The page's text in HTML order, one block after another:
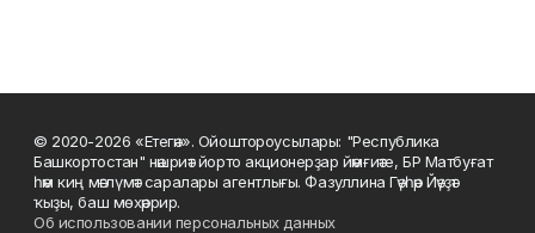
© 2020-2026 «Етегән». Ойоштороусылары: "Республика
Башкортостан" нәшриәт йорто акционерҙар йәмғиәте, БР Матбуғат
һәм киң мәғлүмәт саралары агентлығы. Фазуллина Гәүһәр Йәүҙәт
ҡыҙы, баш мөхәррир.
Об использовании персональных данных